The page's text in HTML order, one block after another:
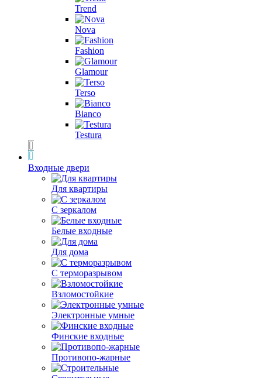
Trend
Nova
Fashion
Glamour
Terso
Bianco
Testura
Входные двери
Для квартиры
С зеркалом
Белые входные
Для дома
С терморазрывом
Взломостойкие
Электронные умные
Финские входные
Противопо-жарные